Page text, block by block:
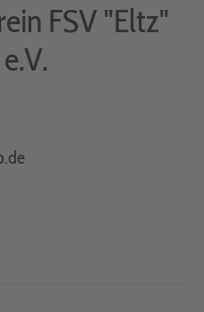
FSV "Eltz"